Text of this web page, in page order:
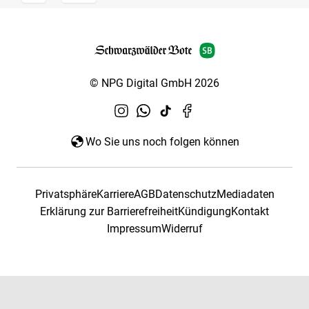
© NPG Digital GmbH 2026
Wo Sie uns noch folgen können
PrivatsphäreKarriereAGBDatenschutzMediadaten
Erklärung zur BarrierefreiheitKündigungKontakt
ImpressumWiderruf